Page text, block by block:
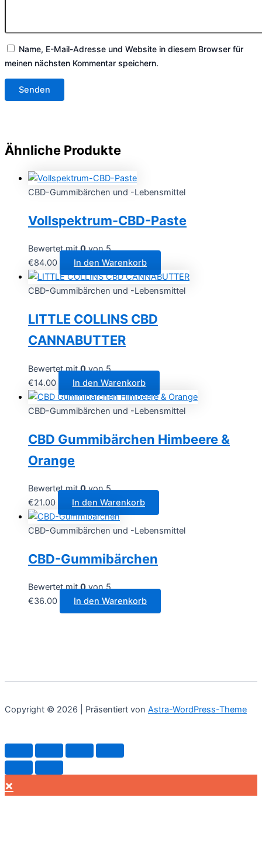
Name, E-Mail-Adresse und Website in diesem Browser für
meinen nächsten Kommentar speichern.
Ähnliche Produkte
CBD-Gummibärchen und -Lebensmittel
Vollspektrum-CBD-Paste
Bewertet mit0von 5
€84.00 In den Warenkorb
CBD-Gummibärchen und -Lebensmittel
LITTLE COLLINS CBD
CANNABUTTER
Bewertet mit0von 5
€14.00 In den Warenkorb
CBD-Gummibärchen und -Lebensmittel
CBD Gummibärchen Himbeere &
Orange
Bewertet mit0von 5
€21.00 In den Warenkorb
CBD-Gummibärchen und -Lebensmittel
CBD-Gummibärchen
Bewertet mit0von 5
€36.00 In den Warenkorb
Copyright © 2026 | Präsentiert von Astra-WordPress-Theme
×